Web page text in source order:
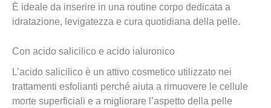
È ideale da inserire in una routine corpo dedicata a
idratazione, levigatezza e cura quotidiana della pelle.
Con acido salicilico e acido ialuronico
L’acido salicilico è un attivo cosmetico utilizzato nei
trattamenti esfolianti perché aiuta a rimuovere le cellule
morte superficiali e a migliorare l’aspetto della pelle